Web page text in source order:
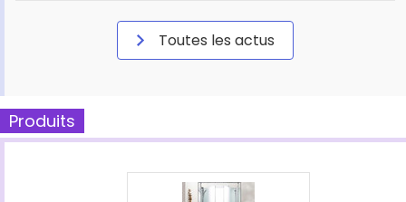
Toutes les actus
Produits